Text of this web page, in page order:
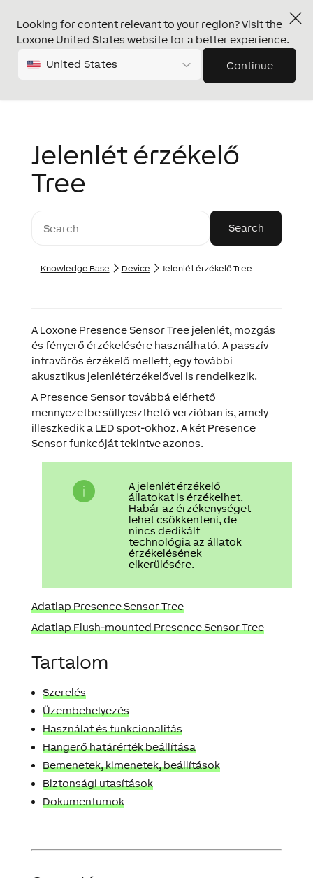
Looking for content relevant to your region? Visit the
Loxone United States website for a better experience.
United States Continue
Jelenlét érzékelő
Tree
Knowledge Base Device Jelenlét érzékelő Tree
A Loxone Presence Sensor Tree jelenlét, mozgás
és fényerő érzékelésére használható. A passzív
infravörös érzékelő mellett, egy további
akusztikus jelenlétérzékelővel is rendelkezik.
A Presence Sensor továbbá elérhető
mennyezetbe süllyeszthető verzióban is, amely
illeszkedik a LED spot-okhoz. A két Presence
Sensor funkcóját tekintve azonos.
A jelenlét érzékelő
állatokat is érzékelhet.
Habár az érzékenységet
lehet csökkenteni, de
nincs dedikált
technológia az állatok
érzékelésének
elkerülésére.
Adatlap Presence Sensor Tree
Adatlap Flush-mounted Presence Sensor Tree
Tartalom
Szerelés
Üzembehelyezés
Használat és funkcionalitás
Hangerő határérték beállítása
Bemenetek, kimenetek, beállítások
Biztonsági utasítások
Dokumentumok